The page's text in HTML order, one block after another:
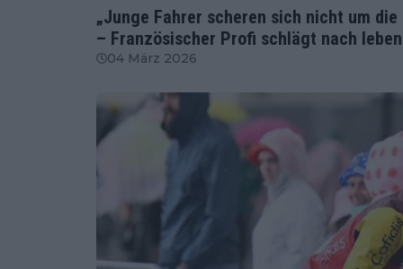
„Junge Fahrer scheren sich nicht um
– Französischer Profi schlägt nach
04 März 2026